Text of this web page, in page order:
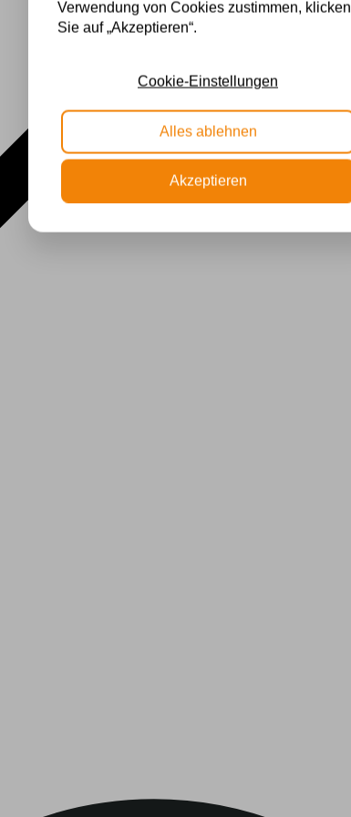
Verwendung von Cookies zustimmen, klicken
Sie auf „Akzeptieren“.
Cookie-Einstellungen
Alles ablehnen
Akzeptieren